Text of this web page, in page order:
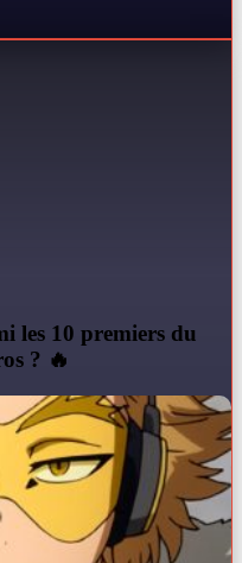
les 10 premiers du
? 🔥